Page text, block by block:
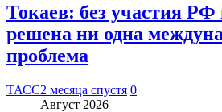
Токаев: без участия
решена ни одна
проблема
ТАСС2 месяца спустя 0
Август 2026